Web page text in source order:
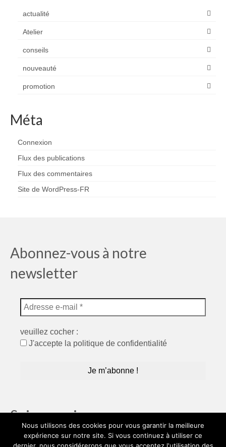
actualité
Atelier
conseils
nouveauté
promotion
Méta
Connexion
Flux des publications
Flux des commentaires
Site de WordPress-FR
Abonnez-vous à notre
newsletter
veuillez cocher :
J'accepte la politique de confidentialité
Suivez moi…
Nous utilisons des cookies pour vous garantir la meilleure
expérience sur notre site. Si vous continuez à utiliser ce